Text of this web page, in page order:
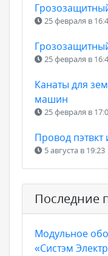
25 февраля в
25 февраля в
Канаты для
машин
25 февраля в
Провод
5 августа в 19:23
Последние
Модульное
«Систэм